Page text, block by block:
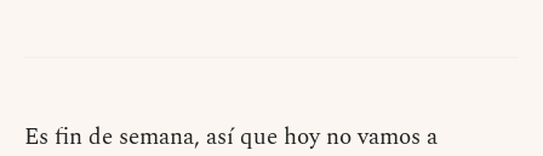
Es fin de semana, así que hoy no vamos a